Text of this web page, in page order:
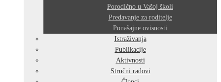
Porodično u Vašoj školi
Predavanje za roditelje
Ponašajne ovisnosti
Istraživanja
Publikacije
Aktivnosti
Stručni radovi